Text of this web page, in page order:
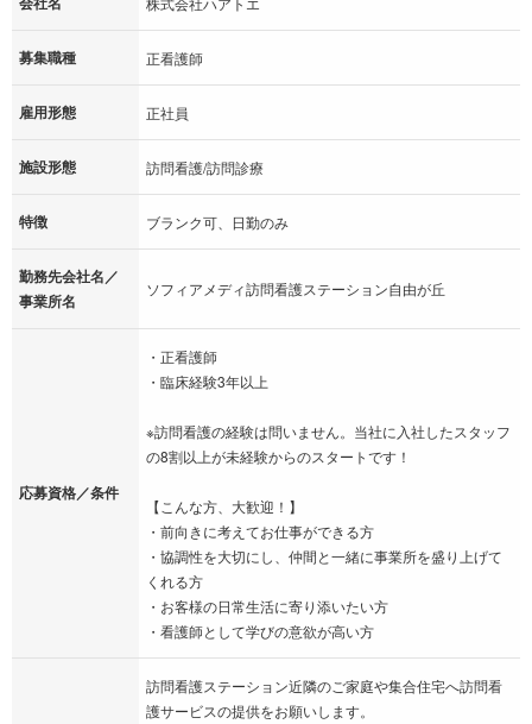
募集職種 正看護師
雇用形態 正社員
施設形態 訪問看護/訪問診療
特徴 ブランク可、日勤のみ
勤務先会社名／
事業所名
ソフィアメディ訪問看護ステーション自由が丘
応募資格／条件
・正看護師
・臨床経験3年以上
※訪問看護の経験は問いません。当社に入社したスタッフ
の8割以上が未経験からのスタートです！
【こんな方、大歓迎！】
・前向きに考えてお仕事ができる方
・協調性を大切にし、仲間と一緒に事業所を盛り上げて
くれる方
・お客様の日常生活に寄り添いたい方
・看護師として学びの意欲が高い方
訪問看護ステーション近隣のご家庭や集合住宅へ訪問看
護サービスの提供をお願いします。